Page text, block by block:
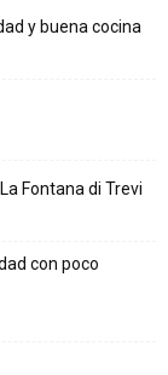
y buena cocina
Fontana di Trevi
con poco